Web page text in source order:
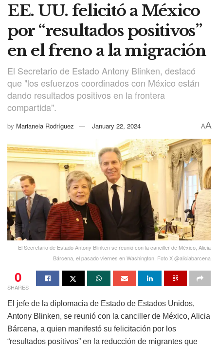
EE. UU. felicitó a México
por “resultados positivos”
en el freno a la migración
El Secretario de Estado Antony Blinken, destacó
que "los esfuerzos coordinados con México están
dando resultados positivos en la frontera
compartida".
by Marianela Rodríguez January 22, 2024 AA
El Secretario de Estado Antony Blinken se reunió con la canciller de México, Alicia
Bárcena, el pasado viernes en Washington. Foto X @aliciabarcena
0
SHARES
El jefe de la diplomacia de Estado de Estados Unidos,
Antony Blinken, se reunió con la canciller de México, Alicia
Bárcena, a quien manifestó su felicitación por los
“resultados positivos” en la reducción de migrantes que